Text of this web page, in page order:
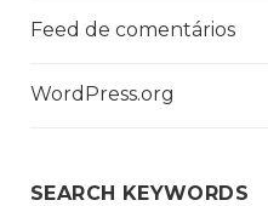
Feed de comentários
WordPress.org
SEARCH KEYWORDS